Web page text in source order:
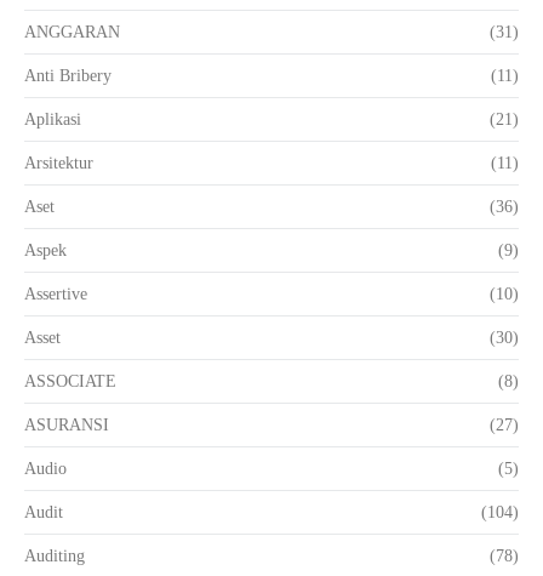
ANGGARAN (31)
Anti Bribery (11)
Aplikasi (21)
Arsitektur (11)
Aset (36)
Aspek (9)
Assertive (10)
Asset (30)
ASSOCIATE (8)
ASURANSI (27)
Audio (5)
Audit (104)
Auditing (78)